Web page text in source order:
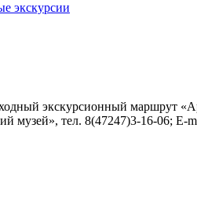
экскурсии
экскурсионный маршрут
музей», тел. 8(47247)3-16-06;